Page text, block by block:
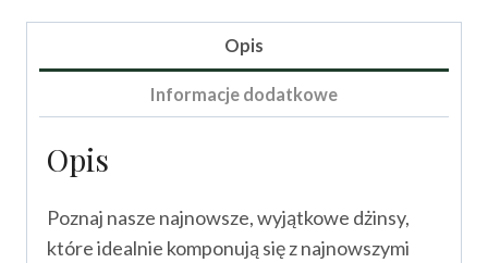
Opis
Informacje dodatkowe
Opis
Poznaj nasze najnowsze, wyjątkowe dżinsy,
które idealnie komponują się z najnowszymi